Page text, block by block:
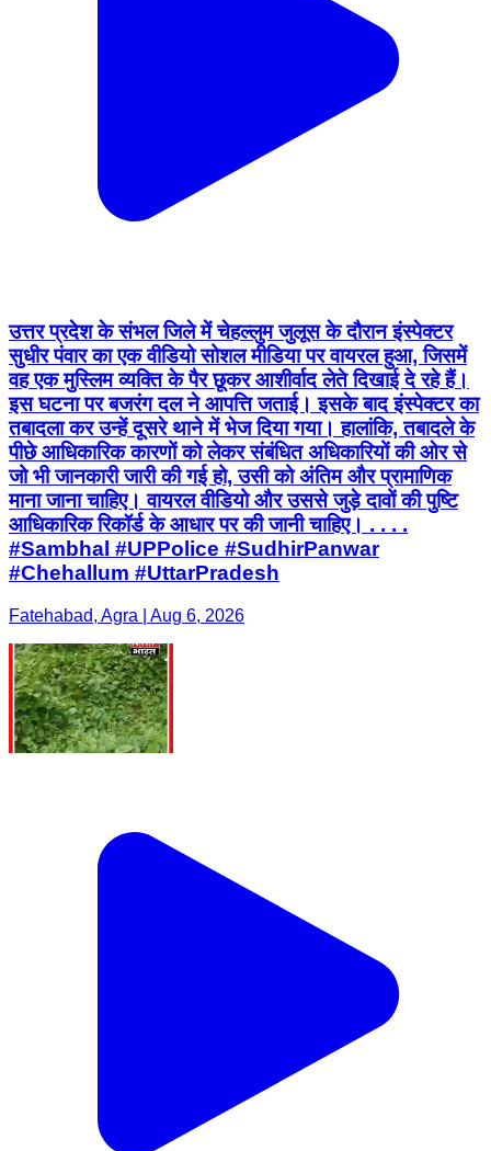
उत्तर प्रदेश के संभल जिले में चेहल्लुम जुलूस के दौरान इंस्पेक्टर
सुधीर पंवार का एक वीडियो सोशल मीडिया पर वायरल हुआ, जिसमें
वह एक मुस्लिम व्यक्ति के पैर छूकर आशीर्वाद लेते दिखाई दे रहे हैं।
इस घटना पर बजरंग दल ने आपत्ति जताई। इसके बाद इंस्पेक्टर का
तबादला कर उन्हें दूसरे थाने में भेज दिया गया। हालांकि, तबादले के
पीछे आधिकारिक कारणों को लेकर संबंधित अधिकारियों की ओर से
जो भी जानकारी जारी की गई हो, उसी को अंतिम और प्रामाणिक
माना जाना चाहिए। वायरल वीडियो और उससे जुड़े दावों की पुष्टि
आधिकारिक रिकॉर्ड के आधार पर की जानी चाहिए। . . . .
#Sambhal #UPPolice #SudhirPanwar
#Chehallum #UttarPradesh
Fatehabad, Agra | Aug 6, 2026